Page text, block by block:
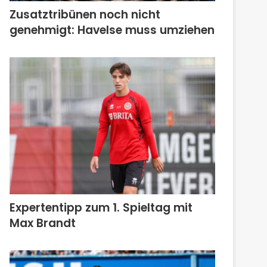
Zusatztribünen noch nicht
genehmigt: Havelse muss umziehen
Expertentipp zum 1. Spieltag mit
Max Brandt